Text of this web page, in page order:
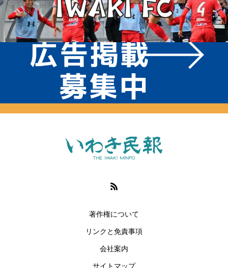
著作権について
リンクと免責事項
会社案内
サイトマップ